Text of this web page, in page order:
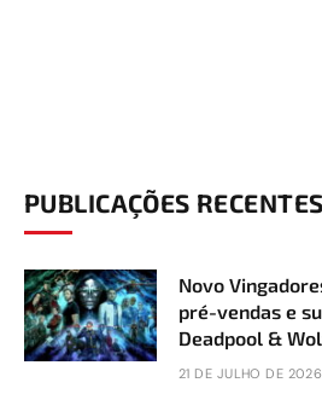
PUBLICAÇÕES RECENTES
Novo
pré-vendas e
Deadpool &
21 DE JULHO DE 2026